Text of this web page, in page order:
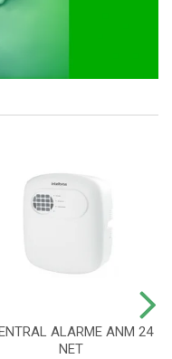
ALARME ANM 24
NET